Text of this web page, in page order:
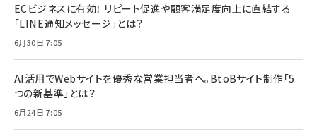
ECビジネスに有効！ リピート促進や顧客満足度向上に直結する
「LINE通知メッセージ」とは？
6月30日 7:05
AI活用でWebサイトを優秀な営業担当者へ。BtoBサイト制作「5
つの新基準」とは？
6月24日 7:05